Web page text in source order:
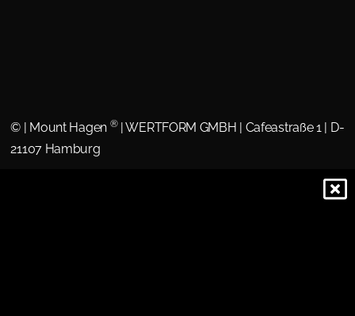
© | Mount Hagen ®| WERTFORM GMBH | Cafeastraße 1 | D-
21107 Hamburg